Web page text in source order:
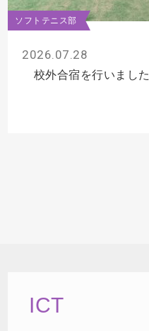
ソフトテニス部
2026.07.28
校外合宿を行いました
ICT